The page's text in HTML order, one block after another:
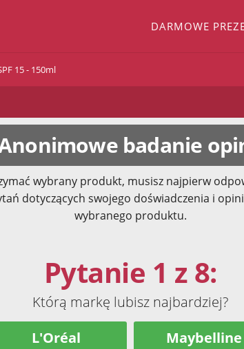
DARMOWE
15 - 150ml
badanie
wybrany produkt, musisz najpierw
dotyczących swojego doświadczenia i
wybranego produktu.
Pytanie 1 z 8:
Którą markę lubisz najbardziej?
L'Oréal
Maybelline